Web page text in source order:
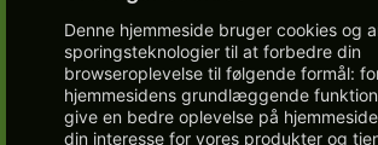
Denne hjemmeside bruger cookies og
sporingsteknologier til at forbedre din
browseroplevelse til følgende formål:
hjemmesidens grundlæggende
give en bedre oplevelse på
din interesse for vores produkter og